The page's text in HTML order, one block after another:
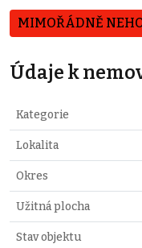
MIMOŘÁDNĚ
Údaje k
Kategorie
Lokalita
Okres
Užitná plocha
Stav objektu